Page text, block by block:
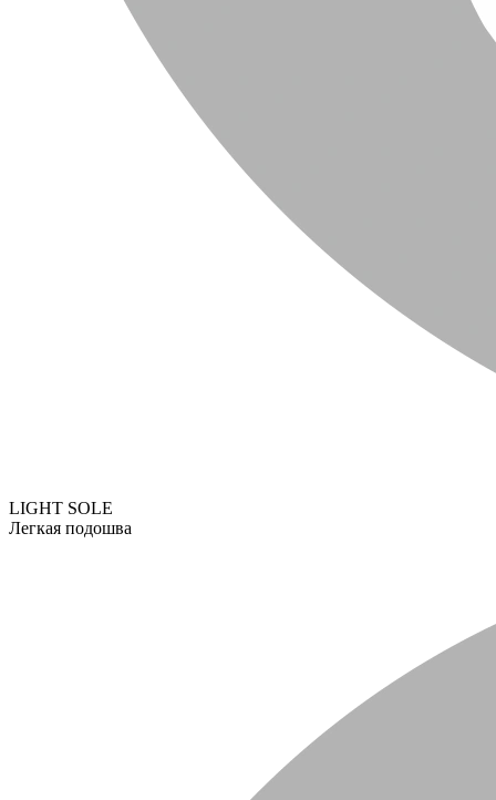
LIGHT SOLE
Легкая подошва